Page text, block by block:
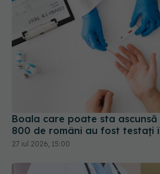
Boala care poate sta ascunsă
800 de români au fost testați